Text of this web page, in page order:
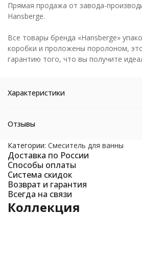
Прямая продажа от завода-
Hansberge.
Все товары бренда «Hansberge»
коробки и проложены поролоном,
гарантию того, что вы получите
Характеристики
Отзывы
Категории: Смеситель для ванны
Доставка по России
Способы оплаты
Система скидок
Возврат и гарантия
Всегда на связи
Коллекция